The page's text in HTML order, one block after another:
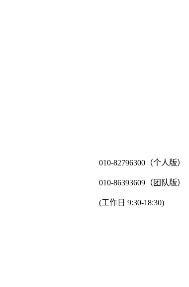
010-82796300（个人版）
010-86393609（团队版）
(工作日 9:30-18:30)